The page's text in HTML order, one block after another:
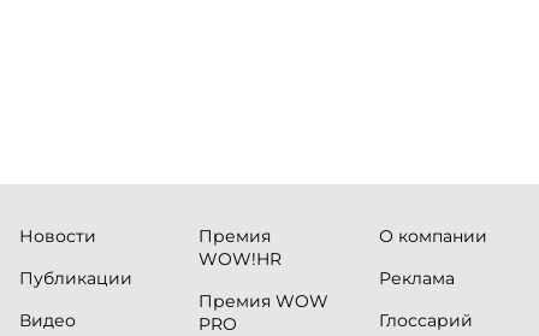
Новости
Публикации
Видео
Премия
WOW!HR
Премия WOW
PRO
О компании
Реклама
Глоссарий